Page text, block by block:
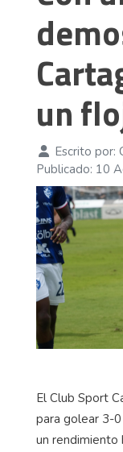
un
Escrito por:
Publicado: 10
El Club Sport
para golear 3-
un rendimiento